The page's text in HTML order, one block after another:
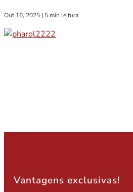
Out 16, 2025 | 5 min leitura
Vantagens exclusivas!